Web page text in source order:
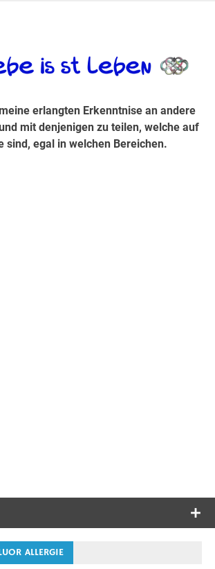
sind, egal in welchen Bereichen.
erlangten Erkenntnise an andere
mit denjenigen zu teilen, welche auf
sind, egal in welchen Bereichen.
ALLERGIE